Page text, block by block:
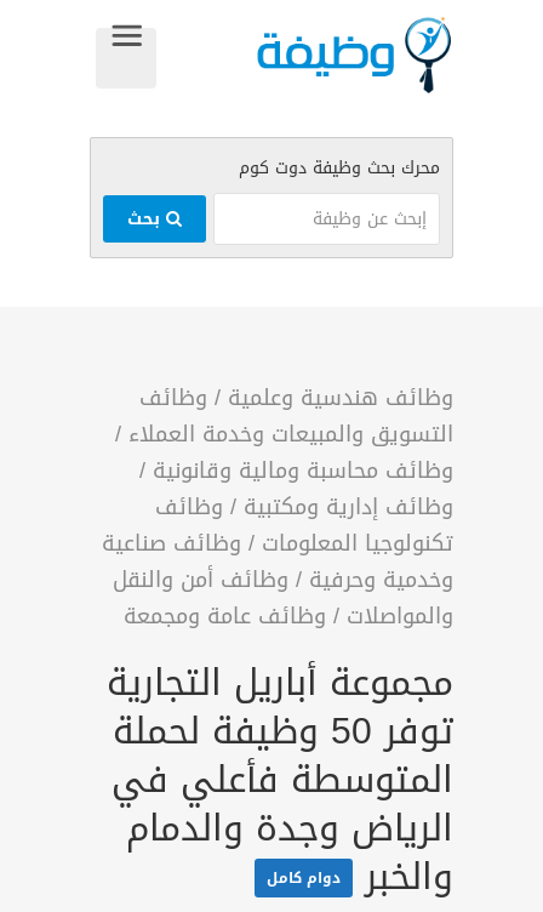
وظائف هندسية وعلمية / وظائف
التسويق والمبيعات وخدمة العملاء /
وظائف محاسبة ومالية وقانونية /
وظائف إدارية ومكتبية / وظائف
تكنولوجيا المعلومات / وظائف صناعية
وخدمية وحرفية / وظائف أمن والنقل
والمواصلات / وظائف عامة ومجمعة
مجموعة أباريل التجارية
توفر 50 وظيفة لحملة
المتوسطة فأعلي في
الرياض وجدة والدمام
والخبر دوام كامل